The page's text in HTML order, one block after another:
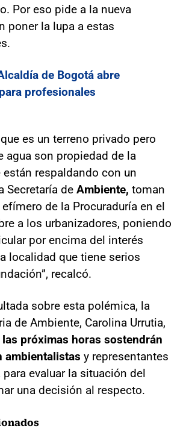
Por eso pide a la nueva
poner la lupa a estas
de Bogotá abre
profesionales
es un terreno privado pero
agua son propiedad de la
respaldando con un
Secretaría de Ambiente, toman
de la Procuraduría en el
a los urbanizadores, poniendo
por encima del interés
localidad que tiene serios
recalcó.
sobre esta polémica, la
de Ambiente, Carolina Urrutia,
las próximas horas sostendrán
ambientalistas y representantes
evaluar la situación del
una decisión al respecto.